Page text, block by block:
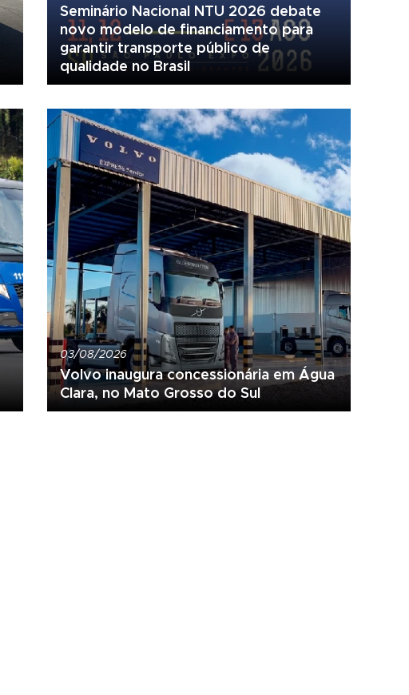
Seminário Nacional NTU 2026 debate
novo modelo de financiamento para
garantir transporte público de
qualidade no Brasil
03/08/2026
Volvo inaugura concessionária em Água
Clara, no Mato Grosso do Sul